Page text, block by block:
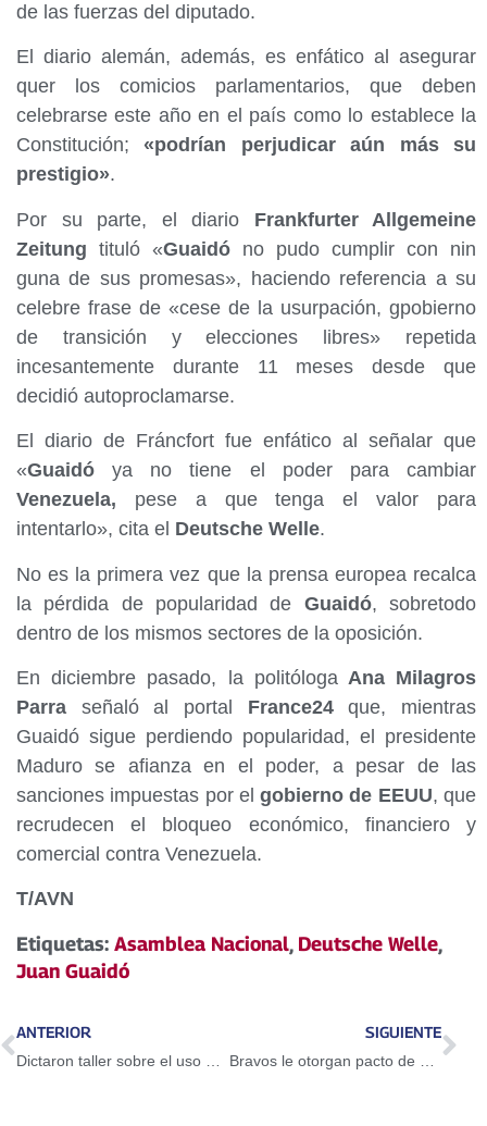
de las fuerzas del diputado.
El diario alemán, además, es enfático al asegurar
quer los comicios parlamentarios, que deben
celebrarse este año en el país como lo establece la
Constitución; «podrían perjudicar aún más su
prestigio».
Por su parte, el diario Frankfurter Allgemeine
Zeitung tituló «Guaidó no pudo cumplir con nin
guna de sus promesas», haciendo referencia a su
celebre frase de «cese de la usurpación, gpobierno
de transición y elecciones libres» repetida
incesantemente durante 11 meses desde que
decidió autoproclamarse.
El diario de Fráncfort fue enfático al señalar que
«Guaidó ya no tiene el poder para cambiar
Venezuela, pese a que tenga el valor para
intentarlo», cita el Deutsche Welle.
No es la primera vez que la prensa europea recalca
la pérdida de popularidad de Guaidó, sobretodo
dentro de los mismos sectores de la oposición.
En diciembre pasado, la politólogaAna Milagros
Parra señaló al portal France24que, mientras
Guaidó sigue perdiendo popularidad, el presidente
Maduro se afianza en el poder, a pesar de las
sanciones impuestas por elgobierno de EEUU, que
recrudecen el bloqueo económico, financiero y
comercial contra Venezuela.
T/AVN
Etiquetas: Asamblea Nacional, Deutsche Welle,
Juan Guaidó
ANTERIOR SIGUIENTE